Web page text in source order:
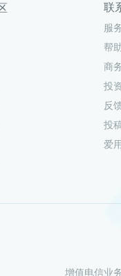
联
服
帮
商
投
反
投
爱
增值电信业